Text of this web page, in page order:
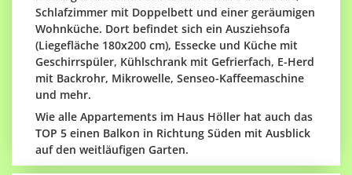
Schlafzimmer mit Doppelbett und einer geräumigen
Wohnküche. Dort befindet sich ein Ausziehsofa
(Liegefläche 180x200 cm), Essecke und Küche mit
Geschirrspüler, Kühlschrank mit Gefrierfach, E-Herd
mit Backrohr, Mikrowelle, Senseo-Kaffeemaschine
und mehr.
Wie alle Appartements im Haus Höller hat auch das
TOP 5 einen Balkon in Richtung Süden mit Ausblick
auf den weitläufigen Garten.